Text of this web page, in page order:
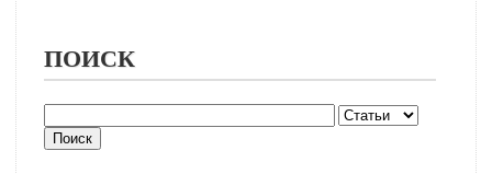
ПОИСК